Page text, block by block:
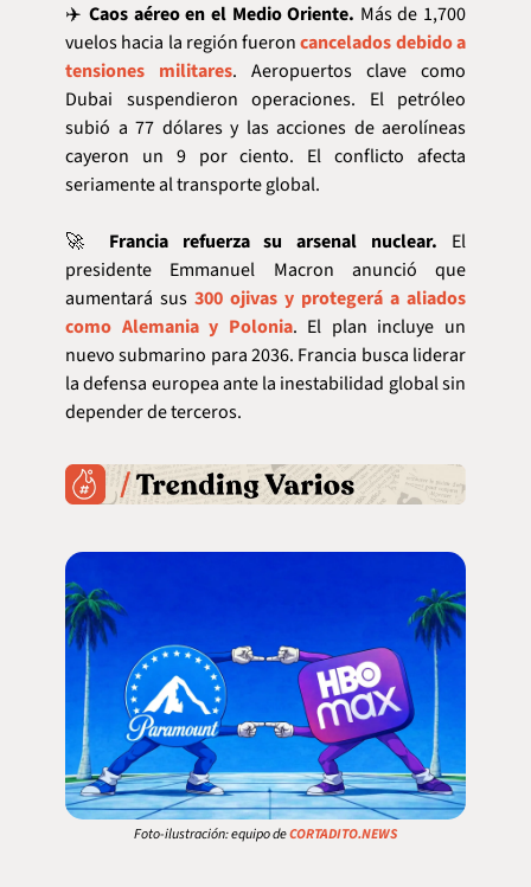
✈️ Caos aéreo en el Medio Oriente. Más de 1,700
vuelos hacia la región fueron cancelados debido a
tensiones militares. Aeropuertos clave como
Dubai suspendieron operaciones. El petróleo
subió a 77 dólares y las acciones de aerolíneas
cayeron un 9 por ciento. El conflicto afecta
seriamente al transporte global.
🚀 Francia refuerza su arsenal nuclear. El
presidente Emmanuel Macron anunció que
aumentará sus 300 ojivas y protegerá a aliados
como Alemania y Polonia. El plan incluye un
nuevo submarino para 2036. Francia busca liderar
la defensa europea ante la inestabilidad global sin
depender de terceros.
Foto-ilustración: equipo de CORTADITO.NEWS